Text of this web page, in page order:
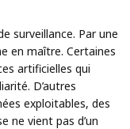
surveillance. Par une
en maître. Certaines
artificielles qui
D’autres
exploitables, des
ne vient pas d’un